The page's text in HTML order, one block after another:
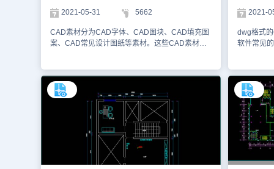
浩辰CAD制图软件来进行相应的图纸绘制。本图
纸作为学习资料参考，请勿用于商业用途。
计CAD施
示。有需
CAD看图
使用浩辰
2021-05-31 5662
CAD素材分为CAD字体、CAD图块、CAD填充图
案、CAD常见设计图纸等素材。这些CAD素材，
中，可以帮助我们迅速厘清出CAD设计关系、行
业知识、CAD制图技巧，不断提高我们的设计制
图能力。本文件是市政道路CAD施工图资源中、
使用CAD软件绘制的道路竣工设计CAD图纸。为
了方便大家了解，以下截取了一些该CAD图纸的
预览图。该道路竣工设计CAD图纸主要使用了
CAD软件中的矩形绘制、线型设置、图块创建以
及图框插入等功能，绘制出了道路竣工设计图，方
便参考。同时，设计师还制作了相应的物料明细
2021-
dwg格式
软件常见
CAD图纸
容，大家
是建筑设
制的扶贫
下家截取
程CAD图
面布置图
容。在绘